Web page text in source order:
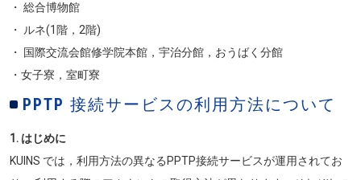
・ 総合博物館
・ ルネ(1階，2階)
・ 国際交流会館修学院本館，宇治分館，おうばく分館
・女子寮，室町寮
PPTP 接続サービスの利用方法について
1. はじめに
KUINS では，利用方法の異なるPPTP接続サービスが運用されてお